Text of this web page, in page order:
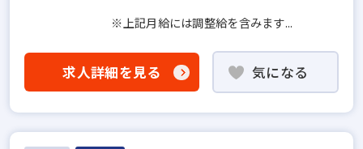
※上記月給には調整給を含みます...
求人詳細を見る 気になる